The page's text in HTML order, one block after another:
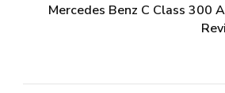
Mercedes Benz C Class 300